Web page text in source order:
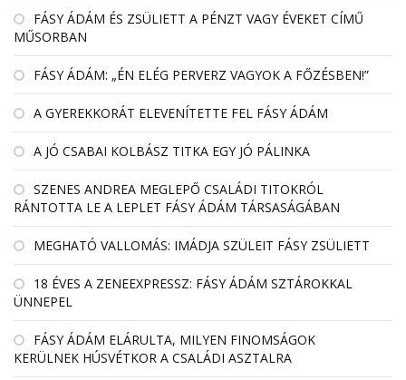
FÁSY ÁDÁM ÉS ZSÜLIETT A PÉNZT VAGY ÉVEKET CÍMŰ
MŰSORBAN
FÁSY ÁDÁM: „ÉN ELÉG PERVERZ VAGYOK A FŐZÉSBEN!”
A GYEREKKORÁT ELEVENÍTETTE FEL FÁSY ÁDÁM
A JÓ CSABAI KOLBÁSZ TITKA EGY JÓ PÁLINKA
SZENES ANDREA MEGLEPŐ CSALÁDI TITOKRÓL
RÁNTOTTA LE A LEPLET FÁSY ÁDÁM TÁRSASÁGÁBAN
MEGHATÓ VALLOMÁS: IMÁDJA SZÜLEIT FÁSY ZSÜLIETT
18 ÉVES A ZENEEXPRESSZ: FÁSY ÁDÁM SZTÁROKKAL
ÜNNEPEL
FÁSY ÁDÁM ELÁRULTA, MILYEN FINOMSÁGOK
KERÜLNEK HÚSVÉTKOR A CSALÁDI ASZTALRA